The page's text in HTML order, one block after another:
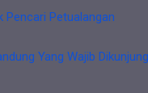
Pencari Petualangan
Yang Wajib